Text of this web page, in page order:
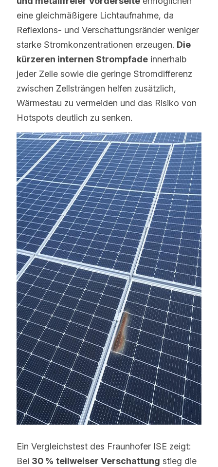
eine gleichmäßigere Lichtaufnahme, da
Reflexions- und Verschattungsränder weniger
starke Stromkonzentrationen erzeugen. Die
kürzeren internen Strompfade innerhalb
jeder Zelle sowie die geringe Stromdifferenz
zwischen Zellsträngen helfen zusätzlich,
Wärmestau zu vermeiden und das Risiko von
Hotspots deutlich zu senken.
Ein Vergleichstest des Fraunhofer ISE zeigt:
Bei 30 % teilweiser Verschattung stieg die